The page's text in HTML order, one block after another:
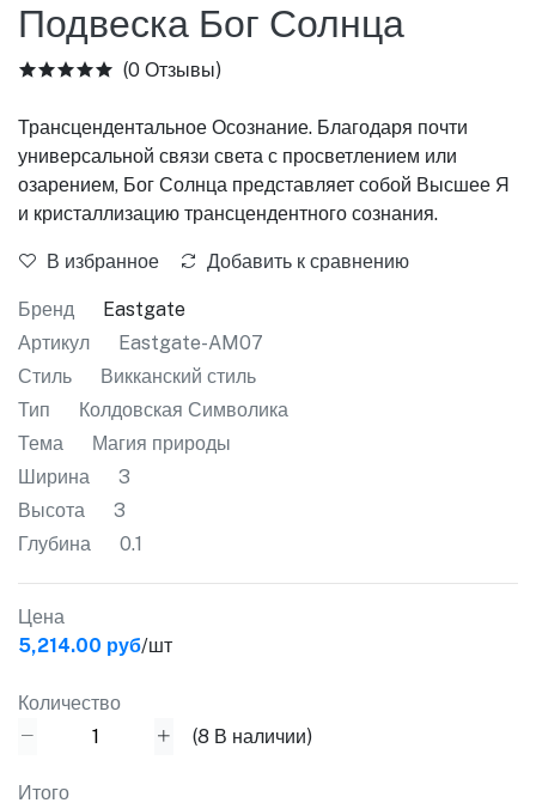
Подвеска Бог Солнца
(0 Отзывы)
Трансцендентальное Осознание. Благодаря почти
универсальной связи света с просветлением или
озарением, Бог Солнца представляет собой Высшее Я
и кристаллизацию трансцендентного сознания.
В избранное Добавить к сравнению
Бренд
Eastgate
Артикул
Eastgate-AM07
Стиль
Викканский стиль
Тип
Колдовская Символика
Тема
Магия природы
Ширина
3
Высота
3
Глубина
0.1
Цена
5,214.00 руб/шт
Количество
(8 В наличии)
Итого